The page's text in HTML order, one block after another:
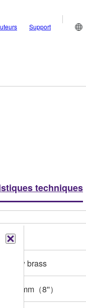
Support
techniques
Bb
Yellow brass
204.4mm（8''）